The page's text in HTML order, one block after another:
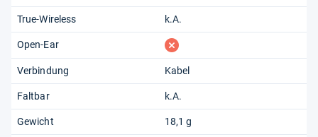
True-Wireless k.A.
Open-Ear fehlt
Verbindung Kabel
Faltbar k.A.
Gewicht 18,1 g